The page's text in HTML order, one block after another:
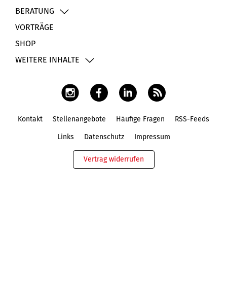
BERATUNG
VORTRÄGE
SHOP
WEITERE INHALTE
Kontakt Stellenangebote Häufige Fragen RSS-Feeds
Links Datenschutz Impressum
Vertrag widerrufen